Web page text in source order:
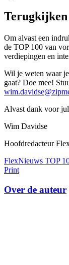
Terugkijken
Om alvast een
de TOP 100 van
verdiepingen en
Wil je weten waar
gaat? Doe mee!
Alvast dank voor
Wim Davidse
Hoofdredacteur
FlexNieuws TOP
Print
Over de auteur